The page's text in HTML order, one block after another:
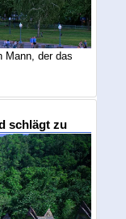
Mann, der das
schlägt zu